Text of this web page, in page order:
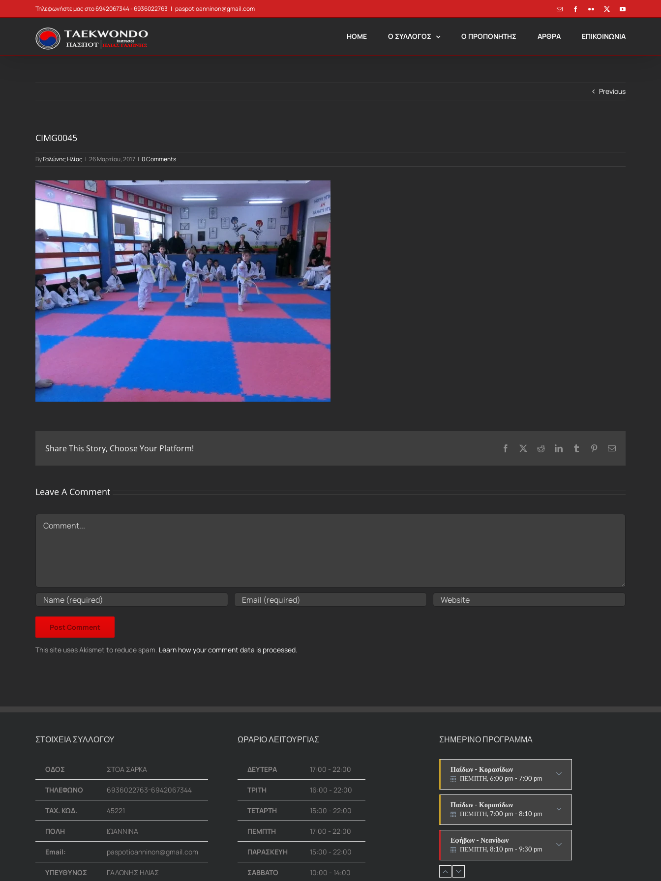
to
Τηλεφωνήστε μας στο 6942067344 - 6936022763 | paspotioanninon@gmail.com Email FacebookFlickr YouTube
HOME Ο ΣΥΛΛΟΓΟΣ Ο ΠΡΟΠΟΝΗΤΗΣ ΑΡΘΡΑ ΕΠΙΚΟΙΝΩΝΙΑ
Previous
CIMG0045
ByΓαλώνης Ηλίας | 26 Μαρτίου, 2017 | 0 Comments
Share This Story, Choose Your Platform! Facebook RedditLinkedInTumblr PinterestEmail
Leave A Comment
Comment
This site uses Akismet to reduce spam. Learn how your comment data is processed.
ΣΤΟΙΧΕΙΑ ΣΥΛΛΟΓΟΥ
ΟΔΟΣ ΣΤΟΑ ΣΑΡΚΑ
ΤΗΛΕΦΩΝΟ 6936022763-6942067344
ΤΑΧ. ΚΩΔ. 45221
ΠΟΛΗ ΙΩΑΝΝΙΝΑ
Email: paspotioanninon@gmail.com
ΥΠΕΥΘΥΝΟΣ ΓΑΛΩΝΗΣ ΗΛΙΑΣ
ΩΡΑΡΙΟ ΛΕΙΤΟΥΡΓΙΑΣ
ΔΕΥΤΕΡΑ 17:00 - 22:00
ΤΡΙΤΗ 16:00 - 22:00
ΤΕΤΑΡΤΗ 15:00 - 22:00
ΠΕΜΠΤΗ 17:00 - 22:00
ΠΑΡΑΣΚΕΥΗ 15:00 - 22:00
ΣΑΒΒΑΤΟ 10:00 - 14:00
ΣΗΜΕΡΙΝΟ ΠΡΟΓΡΑΜΜΑ
Παίδων - Κορασίδων
ΠΕΜΠΤΗ, 6:00 pm - 7:00 pm
ΣΤΟΧΟΙ-ΑΣΠΙΔΕΣ
Παίδων - Κορασίδων
ΠΕΜΠΤΗ, 7:00 pm - 8:10 pm
ΠΑΡΑΔΟΣΙΑΚΟ
Εφήβων - Νεανίδων
ΠΕΜΠΤΗ, 8:10 pm - 9:30 pm
ΠΑΡΑΔΟΣΙΑΚΟ HAPKIDO &
ΑΥΤΟΑΜΥΝΑ
Ανδρών - Γυναικών